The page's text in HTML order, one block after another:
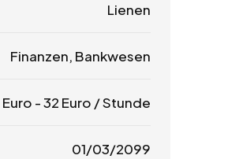
Lienen
Finanzen, Bankwesen
Euro -32 Euro / Stunde
01/03/2099